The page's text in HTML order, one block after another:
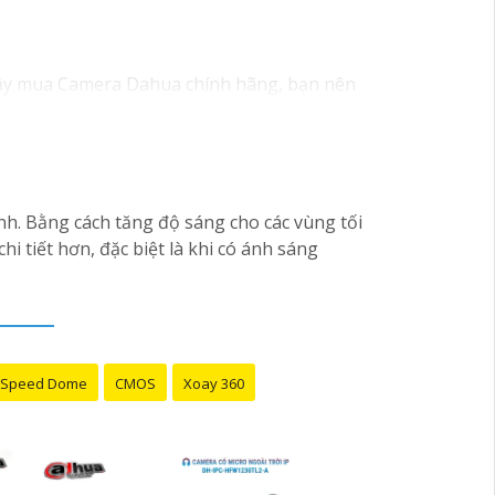
mua Camera Dahua chính hãng, bạn nên
đổi tùy vào model và chức năng của
phân giải cao, tính năng thông minh và độ
tử hoặc tại các cửa hàng điện tử.
Bằng cách tăng độ sáng cho các vùng tối
tiết hơn, đặc biệt là khi có ánh sáng
Speed Dome CMOS Xoay 360